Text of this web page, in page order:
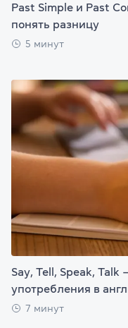
Past Simple и Past
понять разницу
5 минут
Say, Tell, Speak,
употребления в
7 минут